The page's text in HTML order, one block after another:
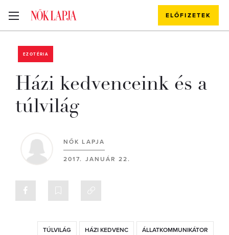
ELŐFIZETEK
EZOTÉRIA
Házi kedvenceink és a
túlvilág
NŐK LAPJA
2017. JANUÁR 22.
TÚLVILÁG HÁZI KEDVENC ÁLLATKOMMUNIKÁTOR